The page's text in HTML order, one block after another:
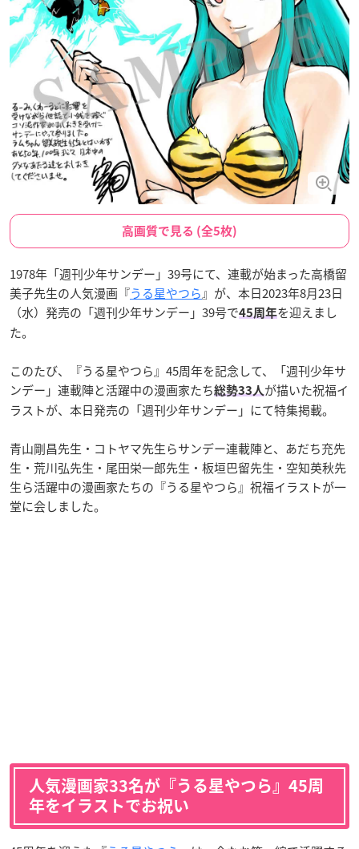
高画質で見る (全5枚)
1978年「週刊少年サンデー」39号にて、連載が始まった高橋留
美子先生の人気漫画『うる星やつら』が、本日2023年8月23日
（水）発売の「週刊少年サンデー」39号で45周年を迎えまし
た。
このたび、『うる星やつら』45周年を記念して、「週刊少年サ
ンデー」連載陣と活躍中の漫画家たち総勢33人 が描いた祝福イ
ラストが、本日発売の「週刊少年サンデー」にて特集掲載。
青山剛昌先生・コトヤマ先生らサンデー連載陣と、あだち充先
生・荒川弘先生・尾田栄一郎先生・板垣巴留先生・空知英秋先
生ら活躍中の漫画家たちの『うる星やつら』祝福イラストが一
堂に会しました。
人気漫画家33名が『うる星やつら』45周
年をイラストでお祝い